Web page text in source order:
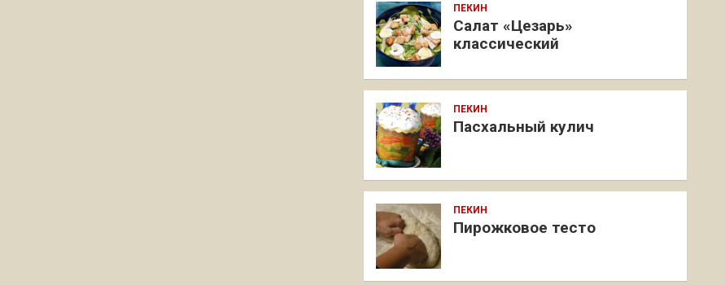
ПЕКИН
Салат «Цезарь»
классический
ПЕКИН
Пасхальный кулич
ПЕКИН
Пирожковое тесто